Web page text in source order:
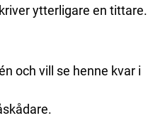
ytterligare en tittare.
och vill se henne kvar i